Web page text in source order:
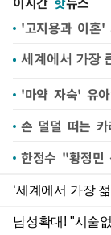
'고지용과 이혼'
'마약 자숙' 유
손 덜덜 떠는
한정수 "황정민